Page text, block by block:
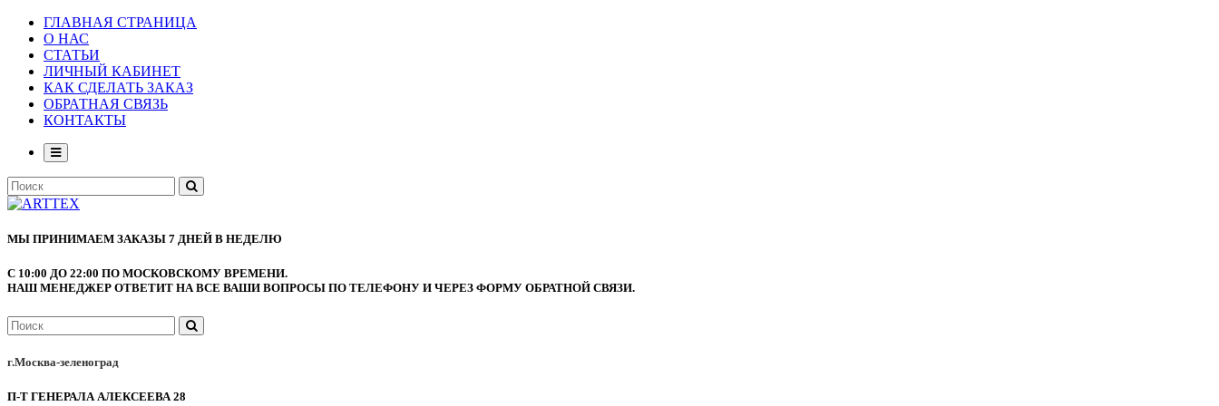
ГЛАВНАЯ СТРАНИЦА
О НАС
СТАТЬИ
ЛИЧНЫЙ КАБИНЕТ
КАК СДЕЛАТЬ ЗАКАЗ
ОБРАТНАЯ СВЯЗЬ
КОНТАКТЫ
МЫ ПРИНИМАЕМ ЗАКАЗЫ 7 ДНЕЙ В НЕДЕЛЮ
С 10:00 ДО 22:00 ПО МОСКОВСКОМУ ВРЕМЕНИ.
НАШ МЕНЕДЖЕР ОТВЕТИТ НА ВСЕ ВАШИ ВОПРОСЫ ПО ТЕЛЕФОНУ И ЧЕРЕЗ ФОРМУ ОБРАТНОЙ СВЯЗИ.
г.Москва-зеленоград
П-Т ГЕНЕРАЛА АЛЕКСЕЕВА 28